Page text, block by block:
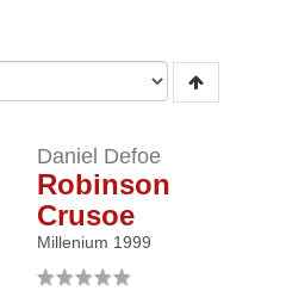
Daniel Defoe
Robinson
Crusoe
Millenium 1999